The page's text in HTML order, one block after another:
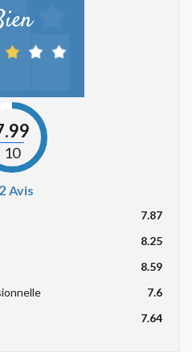
10
Avis
7.87
8.25
8.59
7.6
7.64